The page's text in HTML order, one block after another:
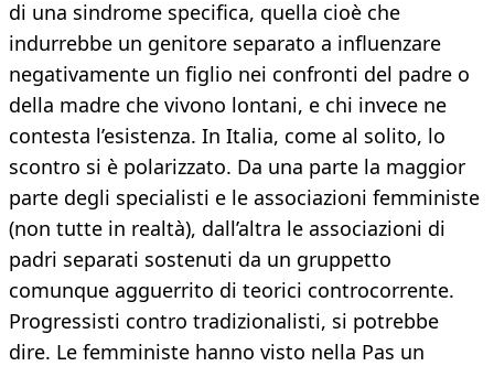
di una sindrome specifica, quella cioè che
indurrebbe un genitore separato a influenzare
negativamente un figlio nei confronti del padre o
della madre che vivono lontani, e chi invece ne
contesta l’esistenza. In Italia, come al solito, lo
scontro si è polarizzato. Da una parte la maggior
parte degli specialisti e le associazioni femministe
(non tutte in realtà), dall’altra le associazioni di
padri separati sostenuti da un gruppetto
comunque agguerrito di teorici controcorrente.
Progressisti contro tradizionalisti, si potrebbe
dire. Le femministe hanno visto nella Pas un